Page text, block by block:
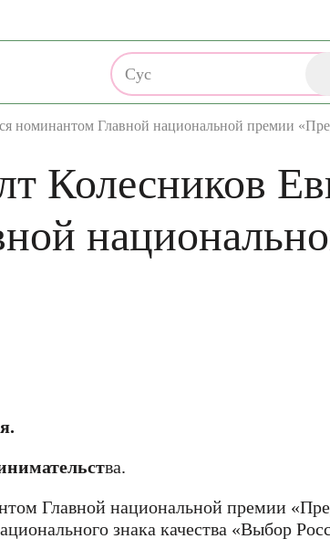
Сустав
номинантом Главной национальной премии
Колесников
ва.
Главной национальной премии
знака качества «Выбор